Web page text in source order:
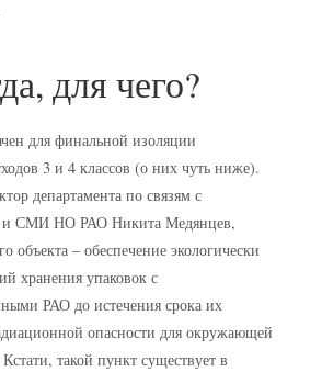
для чего?
для финальной изоляции
3 и 4 классов (о них чуть ниже).
департамента по связям с
и СМИ НО РАО Никита Медянцев,
объекта – обеспечение экологически
хранения упаковок с
РАО до истечения срока их
опасности для окружающей
такой пункт существует в